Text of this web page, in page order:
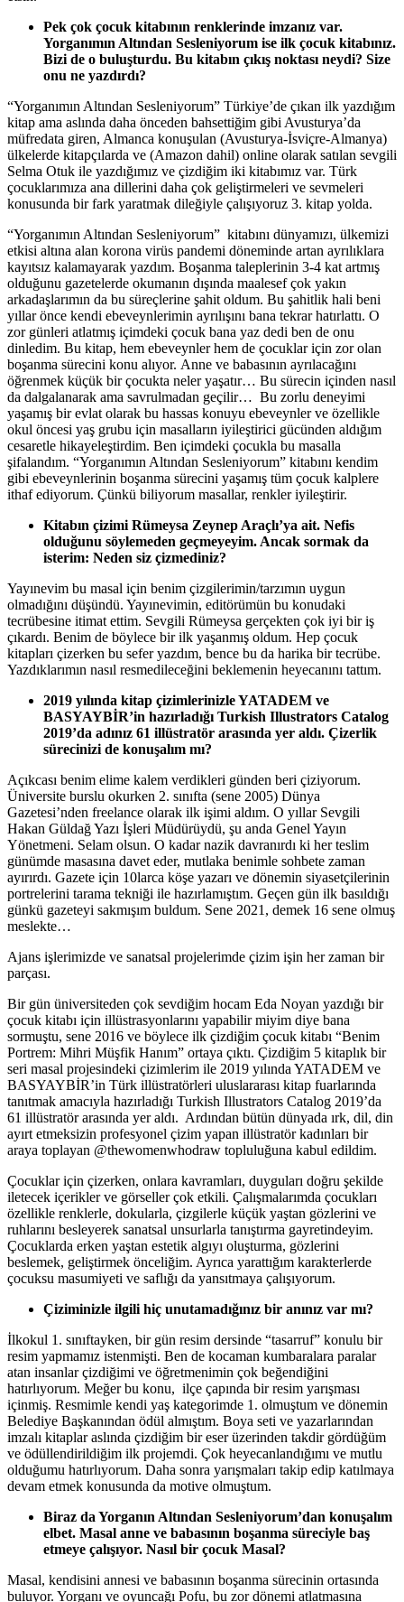
Pek çok çocuk kitabının renklerinde imzanız var.
Yorganımın Altından Sesleniyorum ise ilk çocuk kitabınız.
Bizi de o buluşturdu. Bu kitabın çıkış noktası neydi? Size
onu ne yazdırdı?
“Yorganımın Altından Sesleniyorum” Türkiye’de çıkan ilk yazdığım
kitap ama aslında daha önceden bahsettiğim gibi Avusturya’da
müfredata giren, Almanca konuşulan (Avusturya-İsviçre-Almanya)
ülkelerde kitapçılarda ve (Amazon dahil) online olarak satılan sevgili
Selma Otuk ile yazdığımız ve çizdiğim iki kitabımız var. Türk
çocuklarımıza ana dillerini daha çok geliştirmeleri ve sevmeleri
konusunda bir fark yaratmak dileğiyle çalışıyoruz 3. kitap yolda.
“Yorganımın Altından Sesleniyorum” kitabını dünyamızı, ülkemizi
etkisi altına alan korona virüs pandemi döneminde artan ayrılıklara
kayıtsız kalamayarak yazdım. Boşanma taleplerinin 3-4 kat artmış
olduğunu gazetelerde okumanın dışında maalesef çok yakın
arkadaşlarımın da bu süreçlerine şahit oldum. Bu şahitlik hali beni
yıllar önce kendi ebeveynlerimin ayrılışını bana tekrar hatırlattı. O
zor günleri atlatmış içimdeki çocuk bana yaz dedi ben de onu
dinledim. Bu kitap, hem ebeveynler hem de çocuklar için zor olan
boşanma sürecini konu alıyor. Anne ve babasının ayrılacağını
öğrenmek küçük bir çocukta neler yaşatır… Bu sürecin içinden nasıl
da dalgalanarak ama savrulmadan geçilir… Bu zorlu deneyimi
yaşamış bir evlat olarak bu hassas konuyu ebeveynler ve özellikle
okul öncesi yaş grubu için masalların iyileştirici gücünden aldığım
cesaretle hikayeleştirdim. Ben içimdeki çocukla bu masalla
şifalandım. “Yorganımın Altından Sesleniyorum” kitabını kendim
gibi ebeveynlerinin boşanma sürecini yaşamış tüm çocuk kalplere
ithaf ediyorum. Çünkü biliyorum masallar, renkler iyileştirir.
Kitabın çizimi Rümeysa Zeynep Araçlı’ya ait. Nefis
olduğunu söylemeden geçmeyeyim. Ancak sormak da
isterim: Neden siz çizmediniz?
Yayınevim bu masal için benim çizgilerimin/tarzımın uygun
olmadığını düşündü. Yayınevimin, editörümün bu konudaki
tecrübesine itimat ettim. Sevgili Rümeysa gerçekten çok iyi bir iş
çıkardı. Benim de böylece bir ilk yaşanmış oldum. Hep çocuk
kitapları çizerken bu sefer yazdım, bence bu da harika bir tecrübe.
Yazdıklarımın nasıl resmedileceğini beklemenin heyecanını tattım.
2019 yılında kitap çizimlerinizle YATADEM ve
BASYAYBİR’in hazırladığı Turkish Illustrators Catalog
2019’da adınız 61 illüstratör arasında yer aldı. Çizerlik
sürecinizi de konuşalım mı?
Açıkcası benim elime kalem verdikleri günden beri çiziyorum.
Üniversite burslu okurken 2. sınıfta (sene 2005) Dünya
Gazetesi’nden freelance olarak ilk işimi aldım. O yıllar Sevgili
Hakan Güldağ Yazı İşleri Müdürüydü, şu anda Genel Yayın
Yönetmeni. Selam olsun. O kadar nazik davranırdı ki her teslim
günümde masasına davet eder, mutlaka benimle sohbete zaman
ayırırdı. Gazete için 10larca köşe yazarı ve dönemin siyasetçilerinin
portrelerini tarama tekniği ile hazırlamıştım. Geçen gün ilk basıldığı
günkü gazeteyi sakmışım buldum. Sene 2021, demek 16 sene olmuş
meslekte…
Ajans işlerimizde ve sanatsal projelerimde çizim işin her zaman bir
parçası.
Bir gün üniversiteden çok sevdiğim hocam Eda Noyan yazdığı bir
çocuk kitabı için illüstrasyonlarını yapabilir miyim diye bana
sormuştu, sene 2016 ve böylece ilk çizdiğim çocuk kitabı “Benim
Portrem: Mihri Müşfik Hanım” ortaya çıktı. Çizdiğim 5 kitaplık bir
seri masal projesindeki çizimlerim ile 2019 yılında YATADEM ve
BASYAYBİR’in Türk illüstratörleri uluslararası kitap fuarlarında
tanıtmak amacıyla hazırladığı Turkish Illustrators Catalog 2019’da
61 illüstratör arasında yer aldı. Ardından bütün dünyada ırk, dil, din
ayırt etmeksizin profesyonel çizim yapan illüstratör kadınları bir
araya toplayan @thewomenwhodraw topluluğuna kabul edildim.
Çocuklar için çizerken, onlara kavramları, duyguları doğru şekilde
iletecek içerikler ve görseller çok etkili. Çalışmalarımda çocukları
özellikle renklerle, dokularla, çizgilerle küçük yaştan gözlerini ve
ruhlarını besleyerek sanatsal unsurlarla tanıştırma gayretindeyim.
Çocuklarda erken yaştan estetik algıyı oluşturma, gözlerini
beslemek, geliştirmek önceliğim. Ayrıca yarattığım karakterlerde
çocuksu masumiyeti ve saflığı da yansıtmaya çalışıyorum.
Çiziminizle ilgili hiç unutamadığınız bir anınız var mı?
İlkokul 1. sınıftayken, bir gün resim dersinde “tasarruf” konulu bir
resim yapmamız istenmişti. Ben de kocaman kumbaralara paralar
atan insanlar çizdiğimi ve öğretmenimin çok beğendiğini
hatırlıyorum. Meğer bu konu, ilçe çapında bir resim yarışması
içinmiş. Resmimle kendi yaş kategorimde 1. olmuştum ve dönemin
Belediye Başkanından ödül almıştım. Boya seti ve yazarlarından
imzalı kitaplar aslında çizdiğim bir eser üzerinden takdir gördüğüm
ve ödüllendirildiğim ilk projemdi. Çok heyecanlandığımı ve mutlu
olduğumu hatırlıyorum. Daha sonra yarışmaları takip edip katılmaya
devam etmek konusunda da motive olmuştum.
Biraz da Yorganın Altından Sesleniyorum’dan konuşalım
elbet. Masal anne ve babasının boşanma süreciyle baş
etmeye çalışıyor. Nasıl bir çocuk Masal?
Masal, kendisini annesi ve babasının boşanma sürecinin ortasında
buluyor. Yorganı ve oyuncağı Pofu, bu zor dönemi atlatmasına